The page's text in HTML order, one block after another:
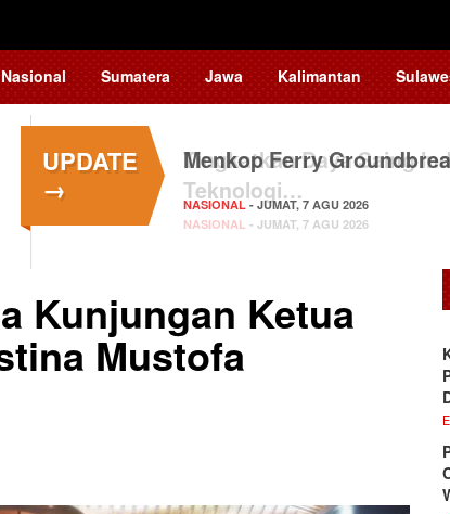
Nasional Sumatera Jawa Kalimantan
UPDATE
→
Menkop Ferry
NASIONAL - JUMAT, 7 AGU 2026
Kunjungan Ketua
Mustofa